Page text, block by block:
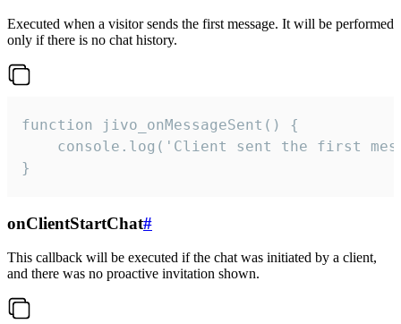
Executed when a visitor sends the first message. It will be performed
only if there is no chat history.
function jivo_onMessageSent() {
console.log('Client sent the first
}
onClientStartChat#
This callback will be executed if the chat was initiated by a client,
and there was no proactive invitation shown.